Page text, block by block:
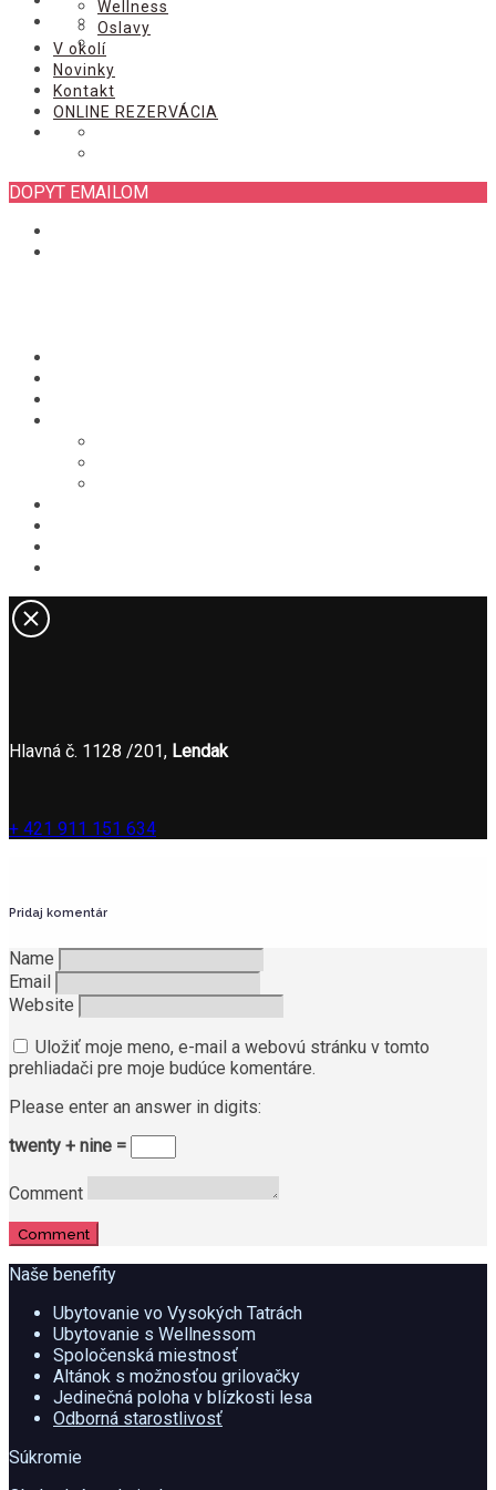
Wellness
Oslavy
V okolí
Novinky
Kontakt
ONLINE REZERVÁCIA
DOPYT EMAILOM
Hlavná č. 1128 /201, Lendak
+ 421 911 151 634
Pridaj komentár
Name
Email
Website
Uložiť moje meno, e-mail a webovú stránku v tomto
prehliadači pre moje budúce komentáre.
Please enter an answer in digits:
twenty + nine =
Comment
Comment
Naše benefity
Ubytovanie vo Vysokých Tatrách
Ubytovanie s Wellnessom
Spoločenská miestnosť
Altánok s možnosťou grilovačky
Jedinečná poloha v blízkosti lesa
Odborná starostlivosť
Súkromie